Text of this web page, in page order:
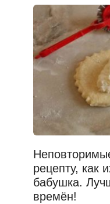
рецепту, как
бабушка.
времён!